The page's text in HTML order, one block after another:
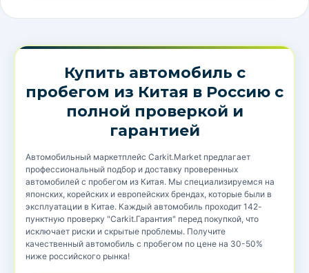
Купить автомобиль с
пробегом из Китая в Россию с
полной проверкой и
гарантией
Автомобильный маркетплейс Carkit.Market предлагает
профессиональный подбор и доставку проверенных
автомобилей с пробегом из Китая. Мы специализируемся на
японских, корейских и европейских брендах, которые были в
эксплуатации в Китае. Каждый автомобиль проходит 142-
пунктную проверку "Carkit.Гарантия" перед покупкой, что
исключает риски и скрытые проблемы. Получите
качественный автомобиль с пробегом по цене на 30-50%
ниже российского рынка!